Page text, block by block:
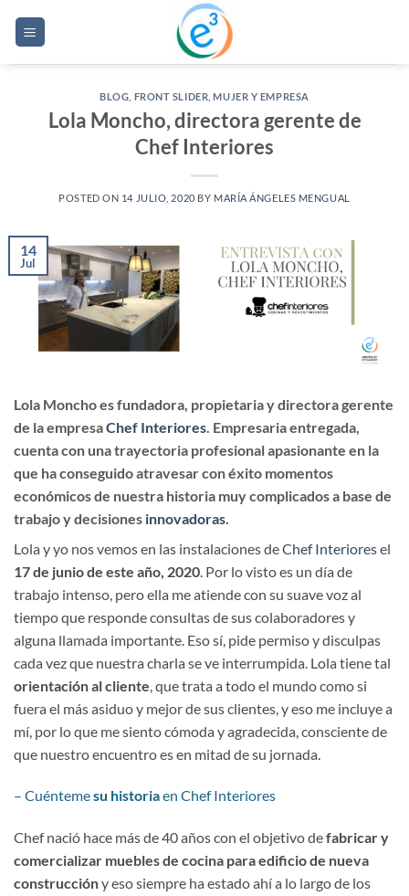
BLOG FRONT SLIDER ,MUJER Y EMPRESA
Lola Moncho, directora gerente de
Chef Interiores
POSTED ON 14 JULIO, 2020 BY MARÍA ÁNGELES MENGUAL
14
Jul
Lola Moncho es fundadora, propietaria y directora gerente
de la empresaChef Interiores . Empresaria entregada,
cuenta con una trayectoria profesional apasionante en la
que ha conseguido atravesar con éxito momentos
económicos de nuestra historia muy complicados a base de
trabajo y decisiones innovadoras
Lola y yo nos vemos en las instalaciones deChef Interioresel
17 de junio de este año, 2020 . Por lo visto es un día de
trabajo intenso, pero ella me atiende con su suave voz al
tiempo que responde consultas de sus colaboradores y
alguna llamada importante. Eso sí, pide permiso y disculpas
cada vez que nuestra charla se ve interrumpida. Lola tiene tal
orientación al cliente , que trata a todo el mundo como si
fuera el más asiduo y mejor de sus clientes, y eso me incluye a
mí, por lo que me siento cómoda y agradecida, consciente de
que nuestro encuentro es en mitad de su jornada.
– Cuéntemesu historiaen Chef Interiores
Chef nació hace más de 40 años con el objetivo defabricar y
comercializar muebles de cocina para edificio de nueva
construccióny eso siempre ha estado ahí a lo largo de los